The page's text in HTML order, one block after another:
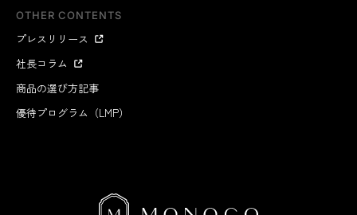
OTHER CONTENTS
プレスリリース
社長コラム
商品の選び方記事
優待プログラム（LMP）